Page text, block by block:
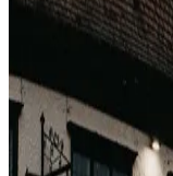
zeigt, dass
Preissensibilität
empirisch
gelegentliche CMA-
Umsatzposition.
Wie Sie es